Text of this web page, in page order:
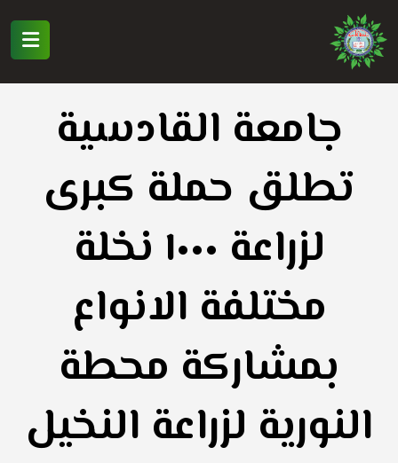
جامعة القادسية
تطلق حملة كبرى
لزراعة ١٠٠٠ نخلة
مختلفة الانواع
بمشاركة محطة
النورية لزراعة النخيل